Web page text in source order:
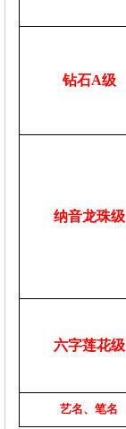
钻石A级
纳音龙珠级
六字莲花级
艺名、笔名